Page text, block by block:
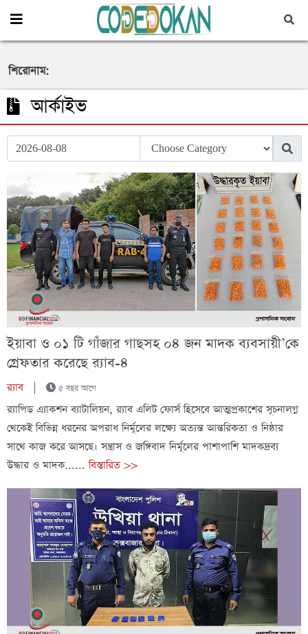
শিরোনাম:
উখিয়া থানা পুলিশের অভিযানে ইয়াবা সহ একজন মাদক
কারবারি গ্রেফতার
আর্কাইভ
ইয়াবা ও ০১ টি গাঁজার গাছসহ ০৪ জন মাদক ব্যবসায়ী’কে
গ্রেফতার করেছে র‌্যাব-৪
র‍্যাব| ৫ বছর আগে
র‌্যাপিড এ্যাকশন ব্যাটালিয়ন, র‌্যাব এলিট ফোর্স হিসেবে আত্মপ্রকাশের সূচনালগ্ন
থেকেই বিভিন্ন ধরনের অপরাধ নির্মূলের লক্ষ্যে অত্যন্ত আন্তরিকতা ও নিষ্ঠার
সাথে কাজ করে আসছে। সন্ত্রাস ও জঙ্গিবাদ নির্মূলের পাশাপাশি মাদকদ্রব্য
উদ্ধার ও মাদক......বিস্তারিত >>